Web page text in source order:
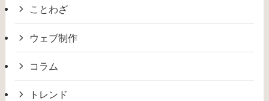
ことわざ
ウェブ制作
コラム
トレンド